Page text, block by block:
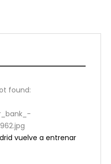
found:
vuelve a entrenar